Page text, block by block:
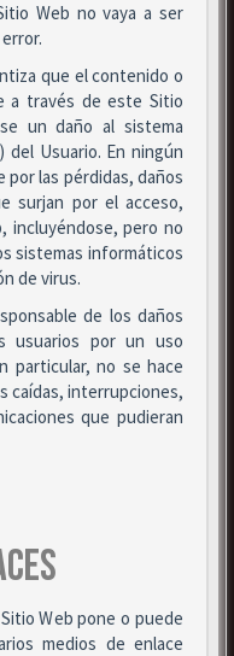
Web no vaya a ser
que el contenido o
a través de este Sitio
un daño al sistema
Usuario. En ningún
por las pérdidas, daños
surjan por el acceso,
incluyéndose, pero no
sistemas informáticos
de virus.
de los daños
usuarios por un uso
particular, no se hace
caídas, interrupciones,
que pudieran
Web pone o puede
medios de enlace